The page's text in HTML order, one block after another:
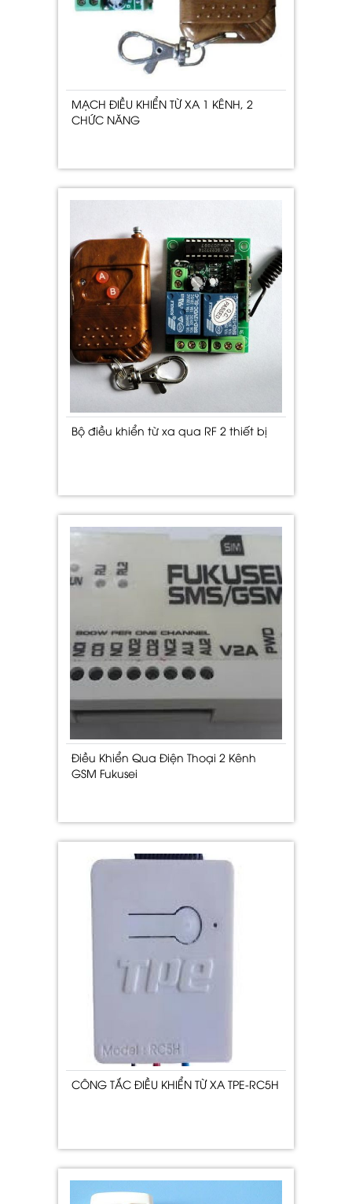
MẠCH ĐIỀU KHIỂN TỪ XA 1 KÊNH, 2
CHỨC NĂNG
Bộ điều khiển từ xa qua RF 2 thiết bị
Điều Khiển Qua Điện Thoại 2 Kênh
GSM Fukusei
CÔNG TẮC ĐIỀU KHIỂN TỪ XA TPE-RC5H